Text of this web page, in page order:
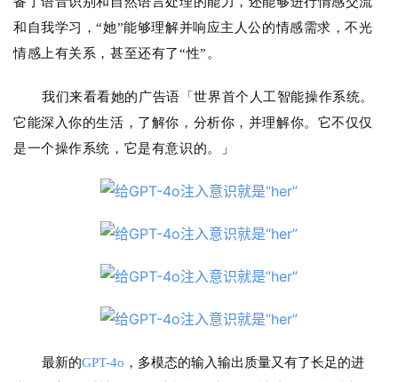
和自我学习，“她”能够理解并响应主人公的情感需求，不光
情感上有关系，甚至还有了“性”。
我们来看看她的广告语「世界⾸个⼈⼯智能操作系统。
它能深入你的生活，了解你，分析你，并理解你。它不仅仅
是⼀个操作系统，它是有意识的。」
最新的GPT-4o ，多模态的输入输出质量又有了长足的进